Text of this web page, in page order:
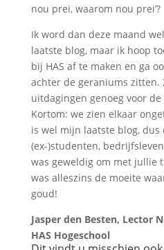
nou prei, waarom nou prei’?
Ik word dan deze maand
laatste blog, maar ik hoop
bij HAS af te maken en ga
achter de geraniums zitten.
uitdagingen genoeg voor
Kortom: we zien elkaar
is wel mijn laatste blog, dus
(ex-)studenten,
was geweldig om met jullie
was alleszins de moeite
goud!
Jasper den Besten, Lector
HAS Hogeschool